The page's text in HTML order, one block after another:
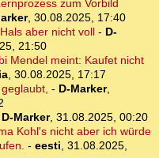
zum Vorbild
, 30.08.2025, 17:40
aber nicht voll- D-
21:50
Mendel meint: Kaufet nicht
, 30.08.2025, 17:17
- D-Marker,
D-Marker, 31.08.2025, 00:20
Kohl's nicht aber ich würde
- eesti, 31.08.2025,